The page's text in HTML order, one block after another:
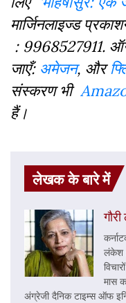
मार्जिनलाइज्ड
:9968527911.
जाएँ: अमेजन, और
संस्करण भी
हैं।
लेखक के बारे में
लंकेश
मास
अंग्रेजी दैनिक टाइम्स ऑफ